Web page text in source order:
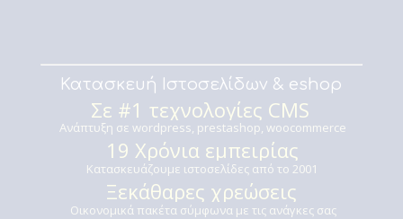
Κατασκευή Ιστοσελίδων & eshop
Σε #1 τεχνολογίες CMS
Ανάπτυξη σε wordpress, prestashop, woocommerce
19 Χρόνια εμπειρίας
Κατασκευάζουμε ιστοσελίδες από το 2001
Ξεκάθαρες χρεώσεις
Οικονομικά πακέτα σύμφωνα με τις ανάγκες σας